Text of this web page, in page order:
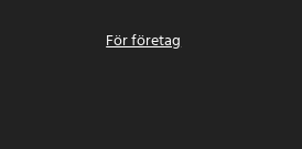
För företag